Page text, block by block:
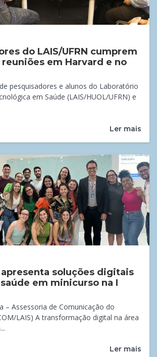
do LAIS/UFRN cumprem
em Harvard e no
pesquisadores e alunos do Laboratório
em Saúde (LAIS/HUOL/UFRN) e
Ler mais
apresenta soluções digitais
em minicurso na I
– Assessoria de Comunicação do
LAIS) A transformação digital na área
Ler mais